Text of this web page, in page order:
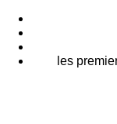
les